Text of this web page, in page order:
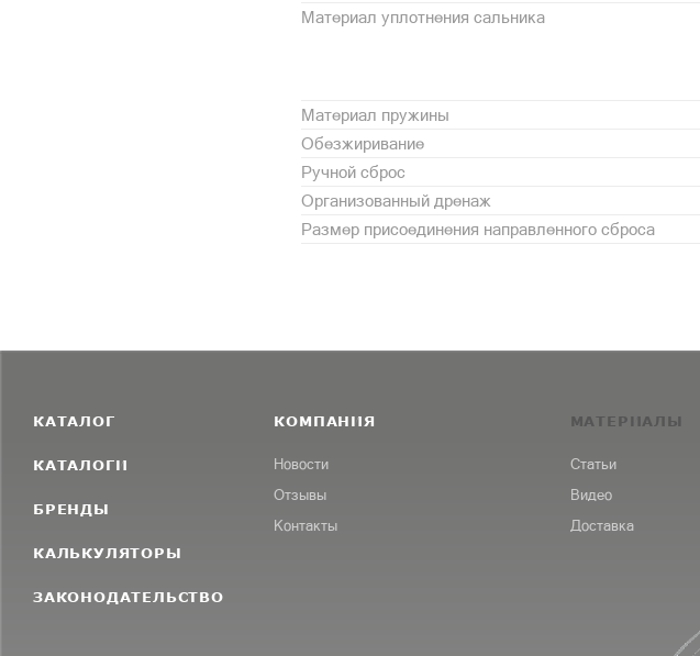
Материал уплотнения сальника
Материал пружины
Обезжиривание
Ручной сброс
Организованный дренаж
Размер присоединения направленного сброса
КАТАЛОГ
КАТАЛОГИ
БРЕНДЫ
КАЛЬКУЛЯТОРЫ
ЗАКОНОДАТЕЛЬСТВО
КОМПАНИЯ
Новости
Отзывы
Контакты
МАТЕРИАЛЫ
Статьи
Видео
Доставка